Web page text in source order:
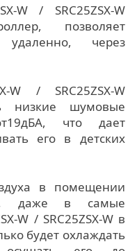
W / SRC25ZSX-W
позволяет
удаленно, через
W / SRC25ZSX-W
низкие шумовые
что дает
его в детских
в помещении
даже в самые
W / SRC25ZSX-W в
будет охлаждать